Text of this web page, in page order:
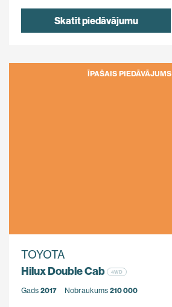
Skatīt piedāvājumu
ĪPAŠAIS PIEDĀVĀJUMS
TOYOTA
Hilux Double Cab
4WD
Gads 2017 Nobraukums 210 000